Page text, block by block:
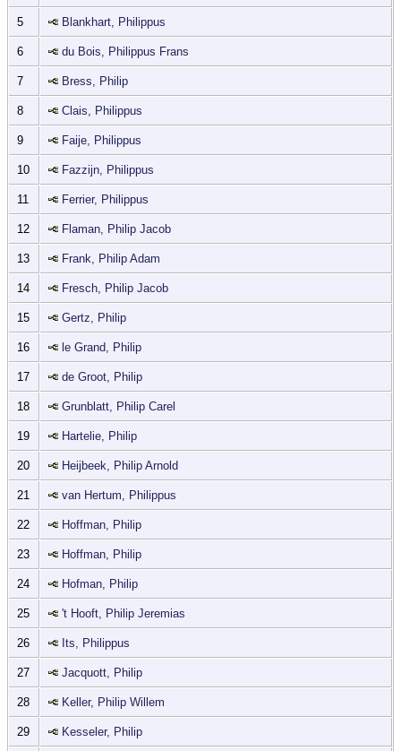
5 Blankhart, Philippus
6 du Bois, Philippus Frans
7 Bress, Philip
8 Clais, Philippus
9 Faije, Philippus
10 Fazzijn, Philippus
11 Ferrier, Philippus
12 Flaman, Philip Jacob
13 Frank, Philip Adam
14 Fresch, Philip Jacob
15 Gertz, Philip
16 le Grand, Philip
17 de Groot, Philip
18 Grunblatt, Philip Carel
19 Hartelie, Philip
20 Heijbeek, Philip Arnold
21 van Hertum, Philippus
22 Hoffman, Philip
23 Hoffman, Philip
24 Hofman, Philip
25 't Hooft, Philip Jeremias
26 Its, Philippus
27 Jacquott, Philip
28 Keller, Philip Willem
29 Kesseler, Philip